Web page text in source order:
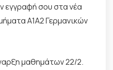
εγγραφή σου στα νέα
A1A2 Γερμανικών
μαθημάτων 22/2.